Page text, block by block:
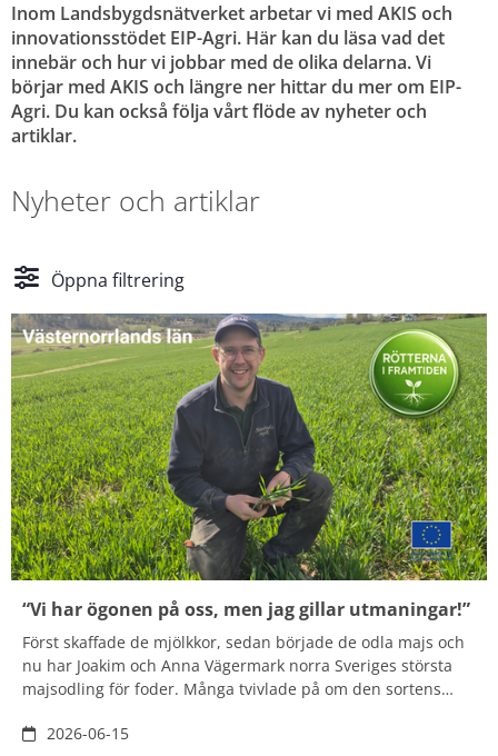
Inom Landsbygdsnätverket arbetar vi med AKIS och
innovationsstödet EIP-Agri. Här kan du läsa vad det
innebär och hur vi jobbar med de olika delarna. Vi
börjar med AKIS och längre ner hittar du mer om EIP-
Agri. Du kan också följa vårt flöde av nyheter och
artiklar.
Nyheter och artiklar
Öppna filtrering
“Vi har ögonen på oss, men jag gillar utmaningar!”
Först skaffade de mjölkkor, sedan började de odla majs och
nu har Joakim och Anna Vägermark norra Sveriges största
majsodling för foder. Många tvivlade på om den sortens
har överbevisat skeptikerna.
2026-06-15